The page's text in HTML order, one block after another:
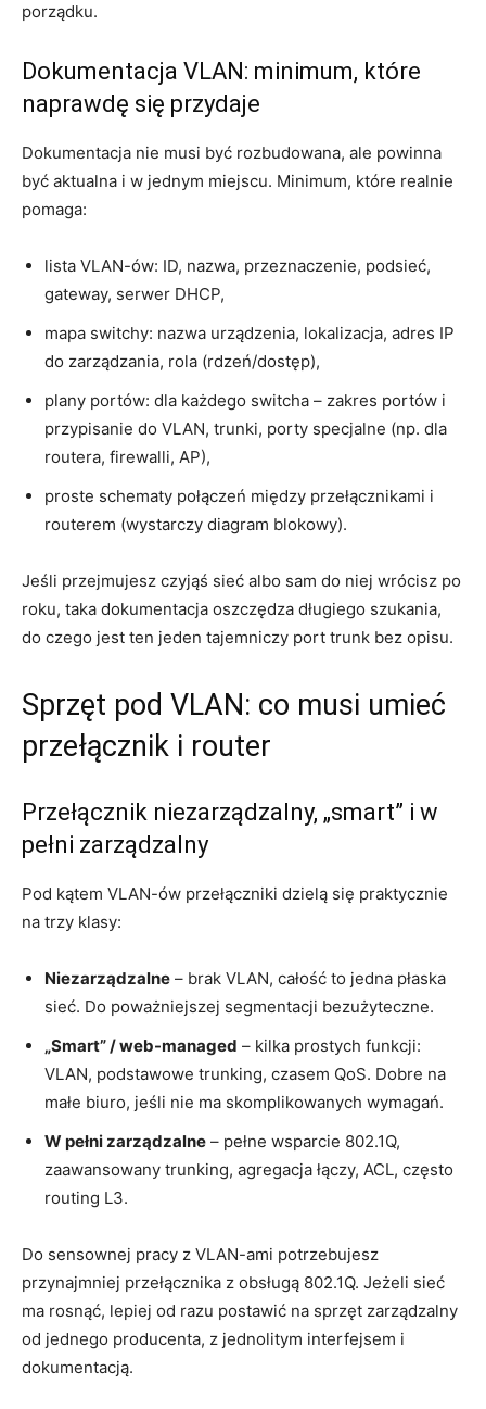
porządku.
Dokumentacja VLAN: minimum, które
naprawdę się przydaje
Dokumentacja nie musi być rozbudowana, ale powinna
być aktualna i w jednym miejscu. Minimum, które realnie
pomaga:
lista VLAN-ów: ID, nazwa, przeznaczenie, podsieć,
gateway, serwer DHCP,
mapa switchy: nazwa urządzenia, lokalizacja, adres IP
do zarządzania, rola (rdzeń/dostęp),
plany portów: dla każdego switcha – zakres portów i
przypisanie do VLAN, trunki, porty specjalne (np. dla
routera, firewalli, AP),
proste schematy połączeń między przełącznikami i
routerem (wystarczy diagram blokowy).
Jeśli przejmujesz czyjąś sieć albo sam do niej wrócisz po
roku, taka dokumentacja oszczędza długiego szukania,
do czego jest ten jeden tajemniczy port trunk bez opisu.
Sprzęt pod VLAN: co musi umieć
przełącznik i router
Przełącznik niezarządzalny, „smart” i w
pełni zarządzalny
Pod kątem VLAN-ów przełączniki dzielą się praktycznie
na trzy klasy:
Niezarządzalne – brak VLAN, całość to jedna płaska
sieć. Do poważniejszej segmentacji bezużyteczne.
„Smart” / web-managed – kilka prostych funkcji:
VLAN, podstawowe trunking, czasem QoS. Dobre na
małe biuro, jeśli nie ma skomplikowanych wymagań.
W pełni zarządzalne – pełne wsparcie 802.1Q,
zaawansowany trunking, agregacja łączy, ACL, często
routing L3.
Do sensownej pracy z VLAN-ami potrzebujesz
przynajmniej przełącznika z obsługą 802.1Q. Jeżeli sieć
ma rosnąć, lepiej od razu postawić na sprzęt zarządzalny
od jednego producenta, z jednolitym interfejsem i
dokumentacją.